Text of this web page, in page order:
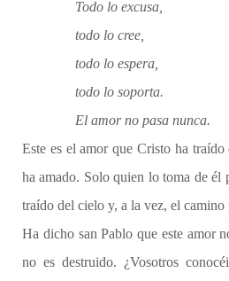
Todo lo excusa,
todo lo cree,
todo lo espera,
todo lo soporta.
El amor no pasa nunca.
Este es el amor que Cristo ha
ha amado. Solo quien lo toma de él
traído del cielo y, a la vez, el
Ha dicho san Pablo que este amor
no es destruido. ¿Vosotros